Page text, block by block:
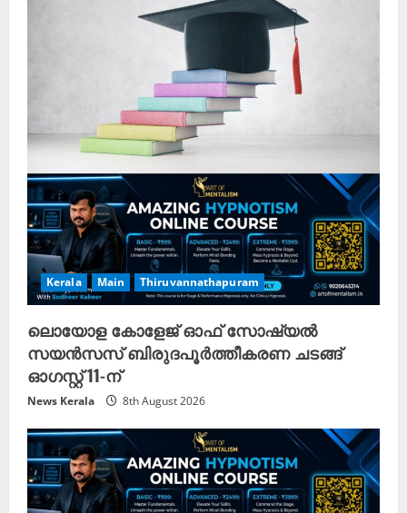
i
n
g
Kerala Main Thiruvannathapuram
ലൊയോള കോളേജ് ഓഫ് സോഷ്യൽ
സയൻസസ് ബിരുദപൂർത്തീകരണ ചടങ്ങ്
ഓഗസ്റ്റ് 11-ന്
News Kerala 8th August 2026